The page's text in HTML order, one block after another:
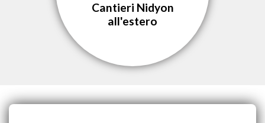
Cantieri Nidyon
all'estero